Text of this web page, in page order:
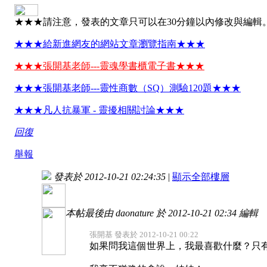
★★★請注意，發表的文章只可以在30分鐘以內修改與編
★★★給新進網友的網站文章瀏覽指南★★★
★★★張開基老師---靈魂學書櫃電子書★★★
★★★張開基老師---靈性商數（SQ）測驗120題★★★
★★★凡人抗暴軍 - 靈擾相關討論★★★
回復
舉報
發表於 2012-10-21 02:24:35 | 顯示全部樓層
本帖最後由 daonature 於 2012-10-21 02:34 編輯
張開基 發表於 2012-10-21 00:22
如果問我這個世界上，我最喜歡什麼？只